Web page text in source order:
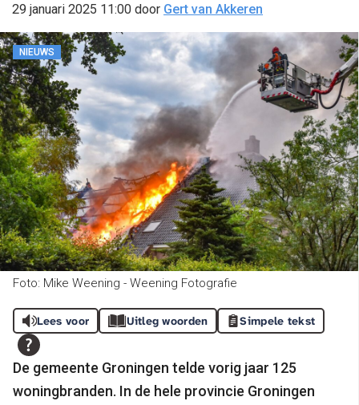
29 januari 2025 11:00 door Gert van Akkeren
NIEUWS
Foto: Mike Weening - Weening Fotografie
Lees voor Uitleg woorden Simpele tekst
De gemeente Groningen telde vorig jaar 125
woningbranden. In de hele provincie Groningen